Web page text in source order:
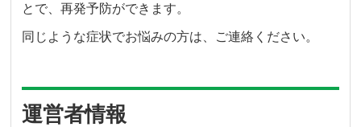
とで、再発予防ができます。
同じような症状でお悩みの方は、ご連絡ください。
運営者情報